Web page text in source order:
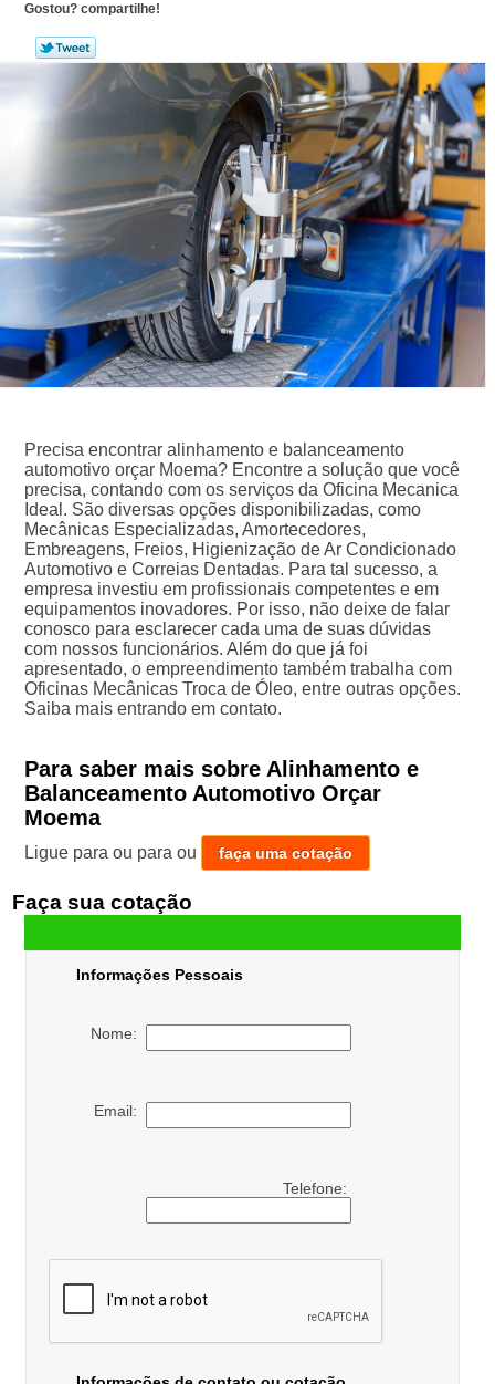
Gostou? compartilhe!
Precisa encontrar alinhamento e balanceamento
automotivo orçar Moema? Encontre a solução que você
precisa, contando com os serviços da Oficina Mecanica
Ideal. São diversas opções disponibilizadas, como
Mecânicas Especializadas, Amortecedores,
Embreagens, Freios, Higienização de Ar Condicionado
Automotivo e Correias Dentadas. Para tal sucesso, a
empresa investiu em profissionais competentes e em
equipamentos inovadores. Por isso, não deixe de falar
conosco para esclarecer cada uma de suas dúvidas
com nossos funcionários. Além do que já foi
apresentado, o empreendimento também trabalha com
Oficinas Mecânicas Troca de Óleo, entre outras opções.
Saiba mais entrando em contato.
Para saber mais sobre Alinhamento e
Balanceamento Automotivo Orçar
Moema
Ligue para ou para ou faça uma cotação
Faça sua cotação
Informações Pessoais
Nome:
Email:
Telefone: